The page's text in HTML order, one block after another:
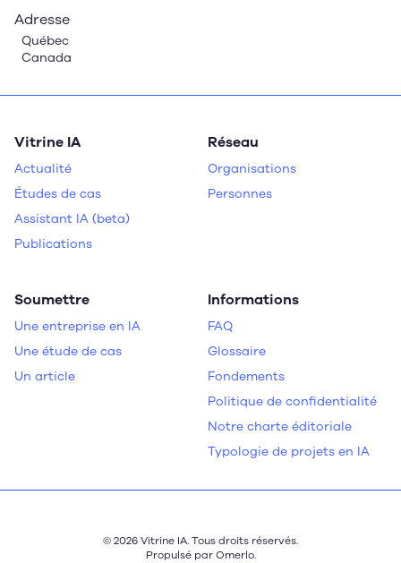
Adresse
Québec
Canada
Vitrine IA
Actualité
Études de cas
Assistant IA (beta)
Publications
Réseau
Organisations
Personnes
Soumettre
Une entreprise en IA
Une étude de cas
Un article
Informations
FAQ
Glossaire
Fondements
Politique de confidentialité
Notre charte éditoriale
Typologie de projets en IA
© 2026 Vitrine IA. Tous droits réservés.
Propulsé parOmerlo.